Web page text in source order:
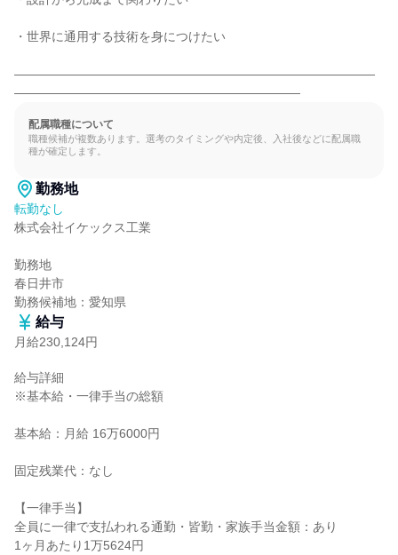
・世界に通用する技術を身につけたい
―――――――――――――――――――――――――――――
―――――――――――――――――――――――
配属職種について
職種候補が複数あります。選考のタイミングや内定後、入社後などに配属職
種が確定します。
勤務地
転勤なし
株式会社イケックス工業
勤務地
春日井市
勤務候補地：愛知県
給与
月給230,124円
給与詳細
※基本給・一律手当の総額
基本給：月給 16万6000円
固定残業代：なし
【一律手当】
全員に一律で支払われる通勤・皆勤・家族手当金額：あり
1ヶ月あたり1万5624円